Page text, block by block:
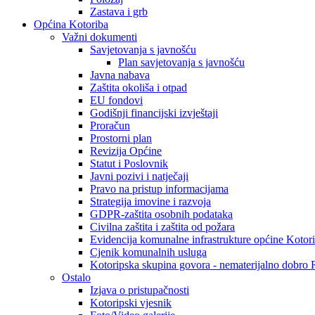
Zastava i grb
Općina Kotoriba
Važni dokumenti
Savjetovanja s javnošću
Plan savjetovanja s javnošću
Javna nabava
Zaštita okoliša i otpad
EU fondovi
Godišnji financijski izvještaji
Proračun
Prostorni plan
Revizija Općine
Statut i Poslovnik
Javni pozivi i natječaji
Pravo na pristup informacijama
Strategija imovine i razvoja
GDPR-zaštita osobnih podataka
Civilna zaštita i zaštita od požara
Evidencija komunalne infrastrukture općine
Cjenik komunalnih usluga
Kotoripska skupina govora - nematerijalno dobro
Ostalo
Izjava o pristupačnosti
Kotoripski vjesnik